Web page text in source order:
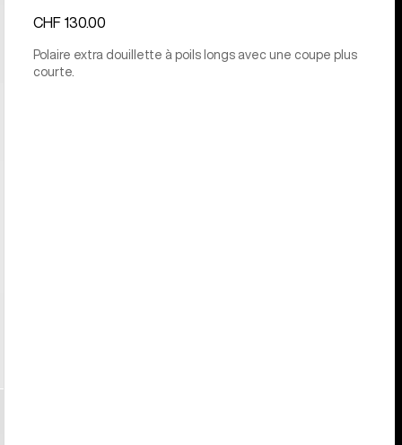
CHF 130.00
Polaire extra douillette à poils longs avec une coupe plus
courte.